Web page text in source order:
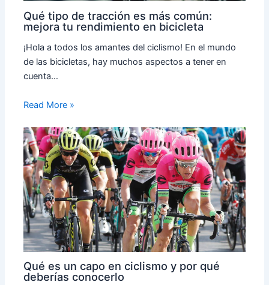
Qué tipo de tracción es más común:
mejora tu rendimiento en bicicleta
¡Hola a todos los amantes del ciclismo! En el mundo
de las bicicletas, hay muchos aspectos a tener en
cuenta…
Read More »
Qué es un capo en ciclismo y por qué
deberías conocerlo